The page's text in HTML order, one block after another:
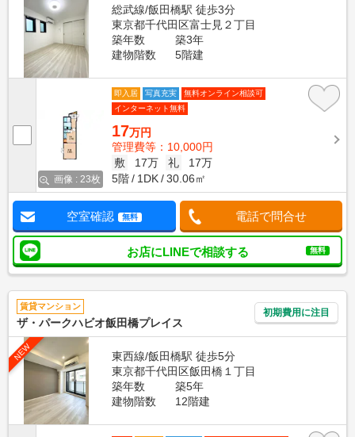
総武線/飯田橋駅 徒歩3分
東京都千代田区富士見２丁目
築年数
築3年
建物階数
5階建
画像 : 23枚
即入居 写真充実
無料オンライン相談可
インターネット無料
17万円
管理費等：10,000円
敷
17万 礼
17万
5階
1DK 30.06㎡
空室確認 無料 電話で問合せ
お店にLINEで相談する 無料
賃貸マンション
ザ・パークハビオ飯田橋プレイス
初期費用に注目
NEW
東西線/飯田橋駅 徒歩5分
東京都千代田区飯田橋１丁目
築年数
築5年
建物階数
12階建